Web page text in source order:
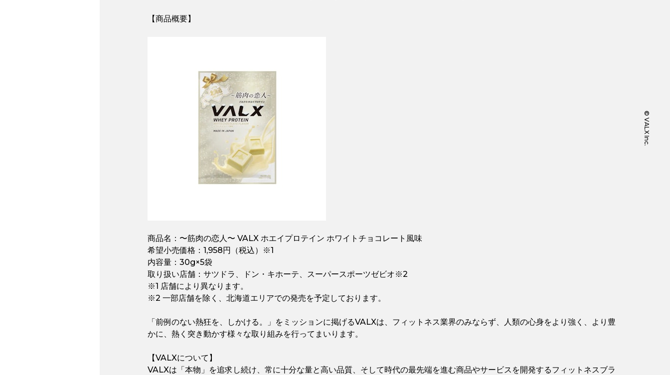
©️ VALX Inc.
【商品概要】
商品名：〜筋肉の恋人〜 VALX ホエイプロテイン ホワイトチョコレート風味
希望小売価格：1,958円（税込）※1
内容量：30g×5袋
取り扱い店舗：サツドラ、ドン・キホーテ、スーパースポーツゼビオ※2
※1 店舗により異なります。
※2 一部店舗を除く、北海道エリアでの発売を予定しております。
「前例のない熱狂を、しかける。」をミッションに掲げるVALXは、フィットネス業界のみならず、人類の心身をより強く、より豊
かに、熱く突き動かす様々な取り組みを行ってまいります。
【VALXについて】
VALXは「本物」を追求し続け、常に⼗分な量と⾼い品質、そして時代の最先端を進む商品やサービスを開発するフィットネスブラ